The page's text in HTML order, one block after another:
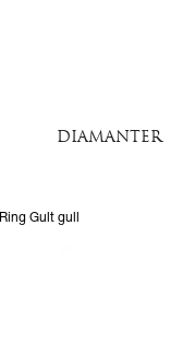
DIAMANTER
Ring Gult gull